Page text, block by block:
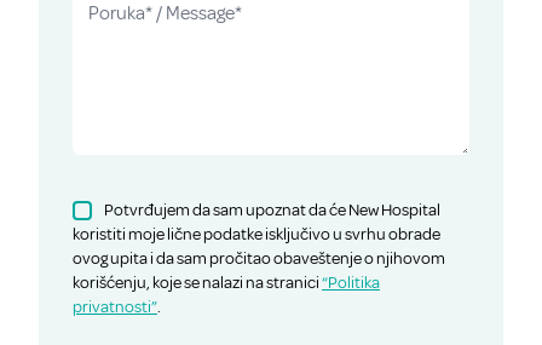
Potvrđujem da sam upoznat da će New Hospital
koristiti moje lične podatke isključivo u svrhu obrade
ovog upita i da sam pročitao obaveštenje o njihovom
korišćenju, koje se nalazi na stranici“Politika
privatnosti”.